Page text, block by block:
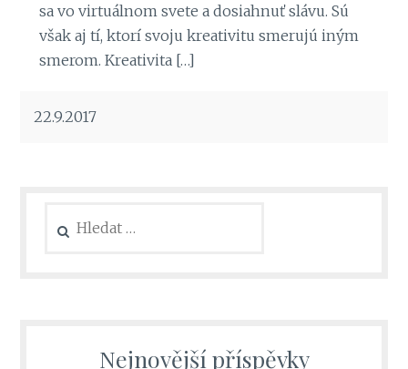
sa vo virtuálnom svete a dosiahnuť slávu. Sú
však aj tí, ktorí svoju kreativitu smerujú iným
smerom. Kreativita […]
22.9.2017
Nejnovější příspěvky